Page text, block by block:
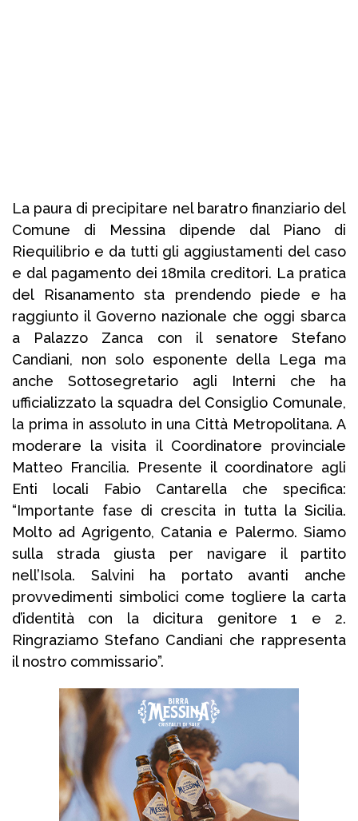
La paura di precipitare nel baratro finanziario del
Comune di Messina dipende dal Piano di
Riequilibrio e da tutti gli aggiustamenti del caso
e dal pagamento dei 18mila creditori. La pratica
del Risanamento sta prendendo piede e ha
raggiunto il Governo nazionale che oggi sbarca
a Palazzo Zanca con il senatore Stefano
Candiani, non solo esponente della Lega ma
anche Sottosegretario agli Interni che ha
ufficializzato la squadra del Consiglio Comunale,
la prima in assoluto in una Città Metropolitana. A
moderare la visita il Coordinatore provinciale
Matteo Francilia. Presente il coordinatore agli
Enti locali Fabio Cantarella che specifica:
“Importante fase di crescita in tutta la Sicilia.
Molto ad Agrigento, Catania e Palermo. Siamo
sulla strada giusta per navigare il partito
nell’Isola. Salvini ha portato avanti anche
provvedimenti simbolici come togliere la carta
d’identità con la dicitura genitore 1 e 2.
Ringraziamo Stefano Candiani che rappresenta
il nostro commissario”.